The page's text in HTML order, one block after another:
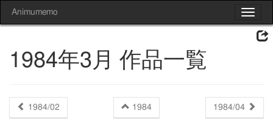
Toggle
Animumemo
1984年3月 作品一覧
1984/02 1984 1984/04